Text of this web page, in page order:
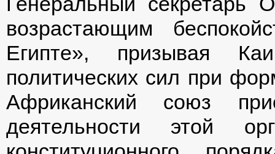
возрастающим
Египте», призывая
политических сил при
Африканский союз
деятельности этой